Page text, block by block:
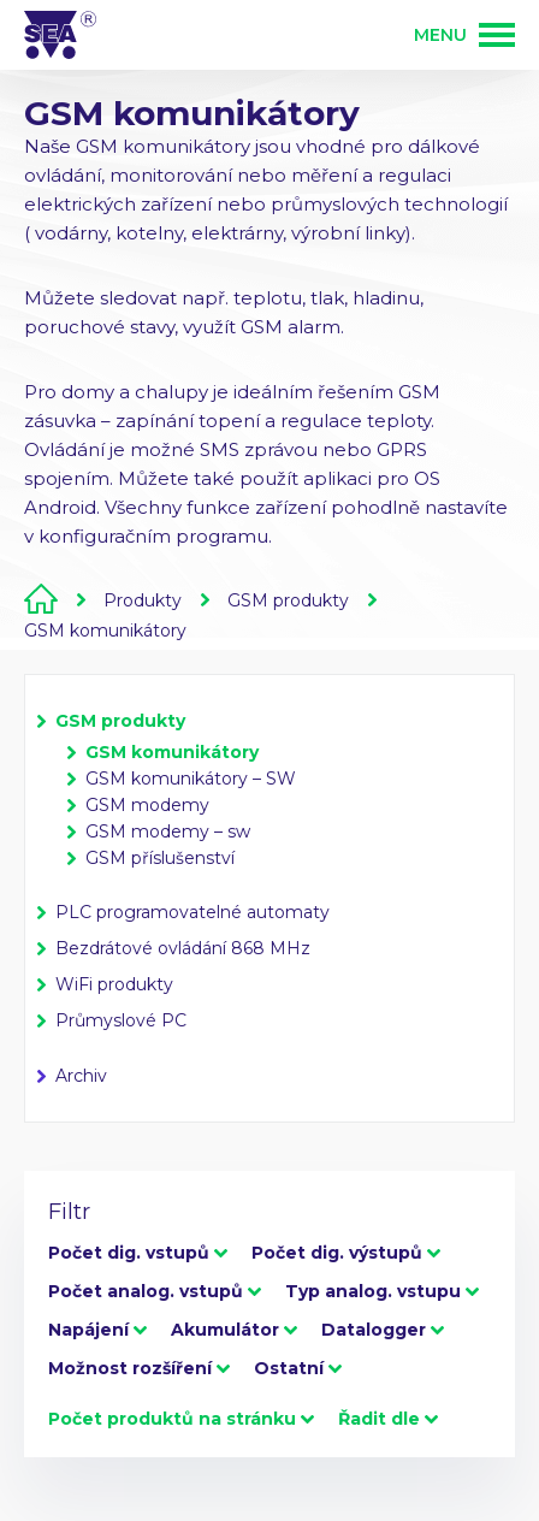
PRODUKTY
Bezdrátové ovládání 868 MHz
Průmyslové PC
WiFi Produkty
SLUŽBY
Osazování DPS
Mechanická výroba
KONTAKT
Přihlášení partnera
MENU
GSM komunikátory
Naše GSM komunikátory jsou vhodné pro dálkové
ovládání, monitorování nebo měření a regulaci
elektrických zařízení nebo průmyslových technologií
( vodárny, kotelny, elektrárny, výrobní linky).
Můžete sledovat např. teplotu, tlak, hladinu,
poruchové stavy, využít GSM alarm.
Pro domy a chalupy je ideálním řešením GSM
zásuvka – zapínání topení a regulace teploty.
Ovládání je možné SMS zprávou nebo GPRS
spojením. Můžete také použít aplikaci pro OS
Android. Všechny funkce zařízení pohodlně nastavíte
v konfiguračním programu.
Produkty
GSM produkty
GSM komunikátory
GSM produkty
GSM komunikátory
GSM komunikátory – SW
GSM modemy
GSM modemy – sw
GSM příslušenství
PLC programovatelné automaty
Bezdrátové ovládání 868 MHz
WiFi produkty
Průmyslové PC
Archiv
Filtr
Počet dig. vstupů
Počet dig. výstupů
Počet analog. vstupů
Typ analog. vstupu
Napájení
Akumulátor
Datalogger
Možnost rozšíření
Ostatní
Počet produktů na stránku Řadit dle